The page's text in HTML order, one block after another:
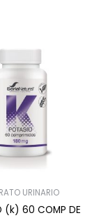
URINARIO
(k) 60 COMP DE